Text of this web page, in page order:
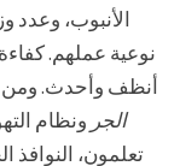
الأنبوب، وعدد
نوعية عملهم.
أنظف وأحدث. ومن
الجر ونظام
تعلمون، النوافذ